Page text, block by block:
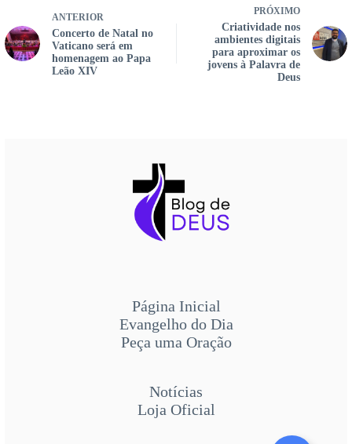
ANTERIOR
Concerto de Natal no
Vaticano será em
homenagem ao Papa
Leão XIV
PRÓXIMO
Criatividade nos
ambientes digitais
para aproximar os
jovens à Palavra de
Deus
Página Inicial
Evangelho do Dia
Peça uma Oração
Notícias
Loja Oficial